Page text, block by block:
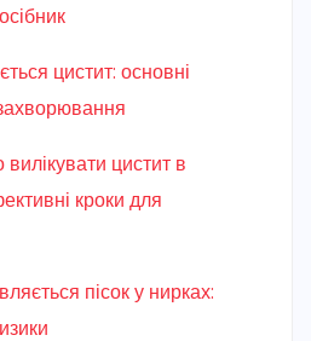
цистит: основні
цистит в
кроки для
пісок у нирках: